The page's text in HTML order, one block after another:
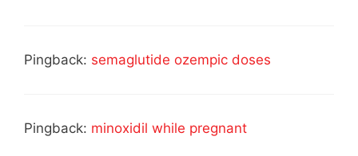
Pingback: semaglutide ozempic doses
Pingback: minoxidil while pregnant